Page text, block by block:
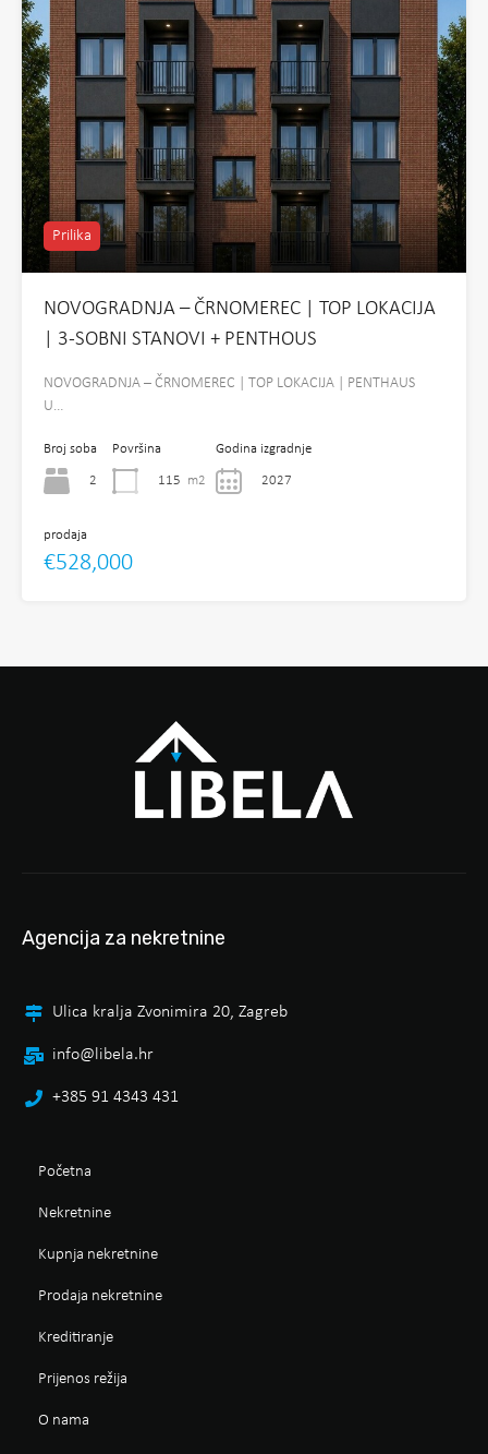
Prilika
NOVOGRADNJA – ČRNOMEREC | TOP LOKACIJA
| 3-SOBNI STANOVI + PENTHOUS
NOVOGRADNJA – ČRNOMEREC | TOP LOKACIJA | PENTHAUS
U…
Broj soba
2
Površina
115 m2
Godina izgradnje
2027
prodaja
€528,000
Agencija za nekretnine
Ulica kralja Zvonimira 20, Zagreb
info@libela.hr
+385 91 4343 431
Početna
Nekretnine
Kupnja nekretnine
Prodaja nekretnine
Kreditiranje
Prijenos režija
O nama